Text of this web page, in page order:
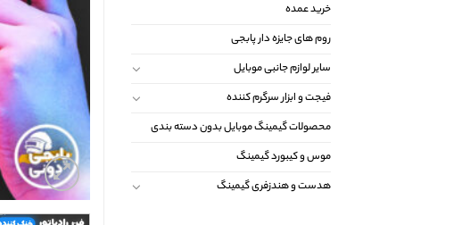
خرید عمده
روم های جایزه دار پابجی
سایر لوازم جانبی موبایل
فیجت و ابزار سرگرم کننده
محصولات گیمینگ موبایل بدون دسته بندی
موس و کیبورد گیمینگ
هدست و هندزفری گیمینگ